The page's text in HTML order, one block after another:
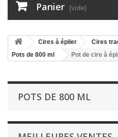
Panier (vide)
Cires à épiler
Cires
Pots de 800 ml
Pot de cire à
POTS DE 800 ML